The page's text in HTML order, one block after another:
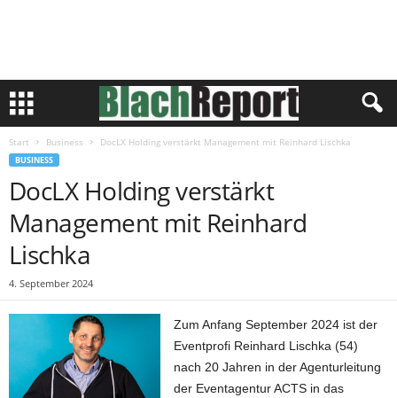
Start Business DocLX Holding verstärkt Management mit Reinhard Lischka
BUSINESS
DocLX Holding verstärkt
Management mit Reinhard
Lischka
4. September 2024
Zum Anfang September 2024 ist der
Eventprofi Reinhard Lischka (54)
nach 20 Jahren in der Agenturleitung
der Eventagentur ACTS in das